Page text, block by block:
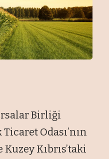
Birliği
Ticaret Odası’nın
Kıbrıs’taki